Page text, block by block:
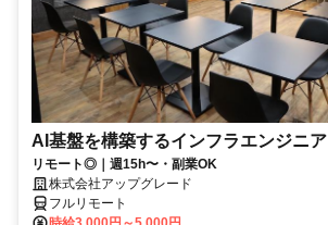
AI基盤を構築するインフラエンジニア
リモート◎｜週15h〜・副業OK
株式会社アップグレード
フルリモート